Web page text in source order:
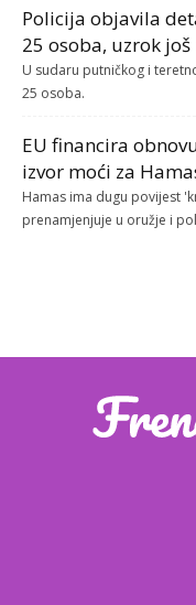
Policija objavila
25 osoba, uzrok
U sudaru putničkog i
25 osoba.
EU financira
izvor moći za
Hamas ima dugu povijest
prenamjenjuje u oružje i